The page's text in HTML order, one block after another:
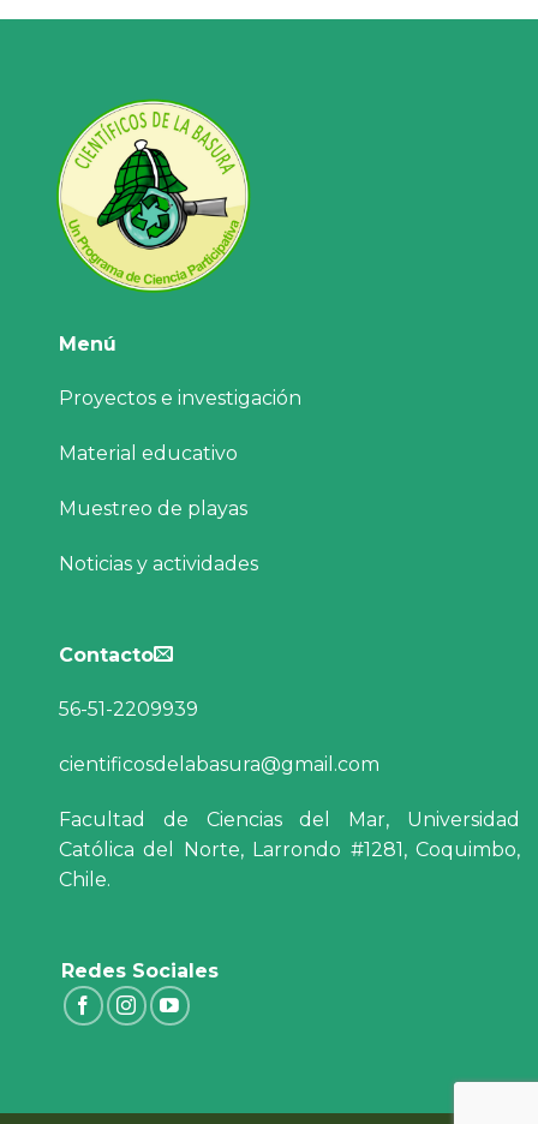
Menú
Proyectos e investigación
Material educativo
Muestreo de playas
Noticias y actividades
Contacto
56-51-2209939
cientificosdelabasura@gmail.com
Facultad de Ciencias del Mar, Universidad
Católica del Norte, Larrondo #1281, Coquimbo,
Chile.
Redes Sociales